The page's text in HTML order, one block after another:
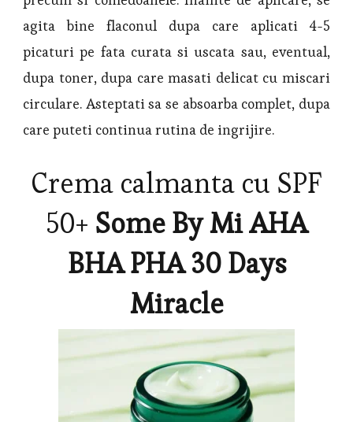
agita bine flaconul dupa care aplicati 4-5
picaturi pe fata curata si uscata sau, eventual,
dupa toner, dupa care masati delicat cu miscari
circulare. Asteptati sa se absoarba complet, dupa
care puteti continua rutina de ingrijire.
Crema calmanta cu SPF
50+ Some By Mi AHA
BHA PHA 30 Days
Miracle